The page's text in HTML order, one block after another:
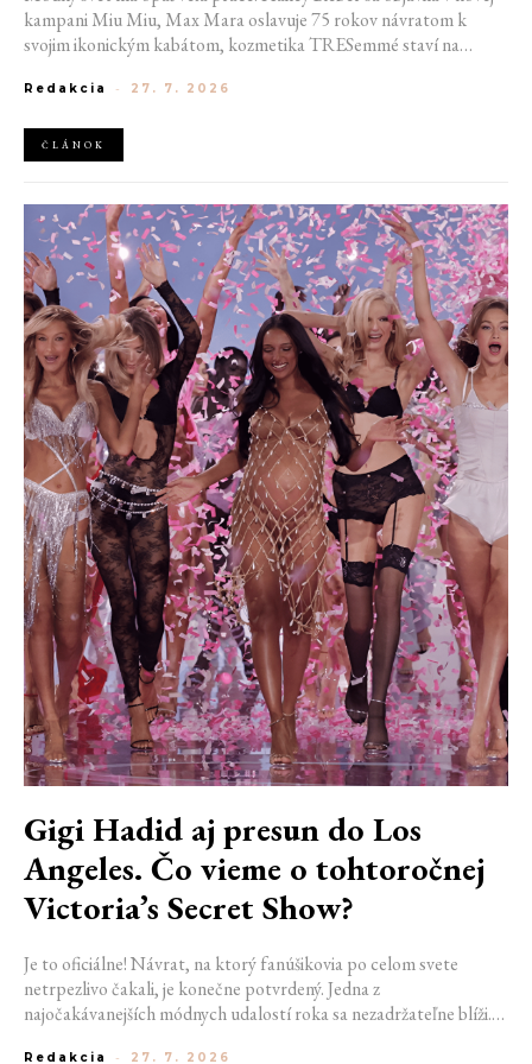
kampani Miu Miu, Max Mara oslavuje 75 rokov návratom k
svojim ikonickým kabátom, kozmetika TRESemmé staví na
a v San Franciscu pripravujú prvú veľkú americkú retrospektívu
Redakcia - 27. 7. 2026
ČLÁNOK
Gigi Hadid aj presun do Los
Angeles. Čo vieme o tohtoročnej
Victoria’s Secret Show?
Je to oficiálne! Návrat, na ktorý fanúšikovia po celom svete
netrpezlivo čakali, je konečne potvrdený. Jedna z
najočakávanejších módnych udalostí roka sa nezadržateľne blíži.
Redakcia - 27. 7. 2026